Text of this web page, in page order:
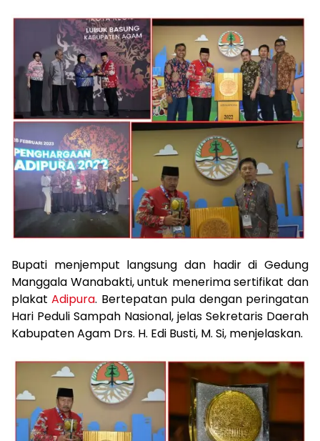
Bupati menjemput langsung dan hadir di Gedung
Manggala Wanabakti, untuk menerima sertifikat dan
plakatAdipura. Bertepatan pula dengan peringatan
Hari Peduli Sampah Nasional, jelas Sekretaris Daerah
Kabupaten Agam Drs. H. Edi Busti, M. Si, menjelaskan.